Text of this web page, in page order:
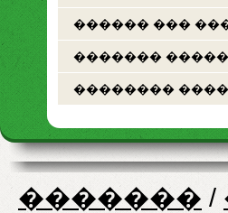
������ ���
�������
��������
������� /